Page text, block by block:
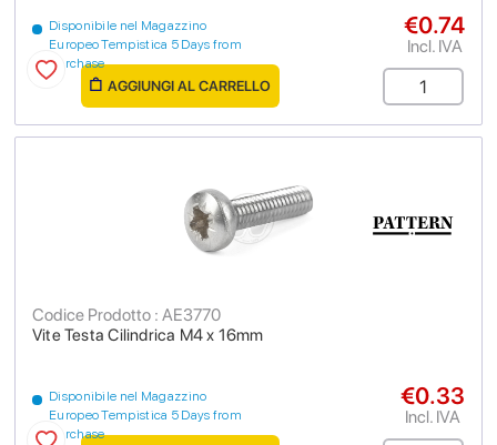
Disponibile nel Magazzino
Europeo Tempistica 5 Days from
purchase
€0.74
Incl. IVA
AGGIUNGI AL CARRELLO
Vite Testa Cilindrica M4 x 16mm
Codice Prodotto : AE3770
Disponibile nel Magazzino
Europeo Tempistica 5 Days from
purchase
€0.33
Incl. IVA